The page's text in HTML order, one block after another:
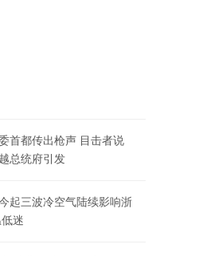
首都传出枪声 目击者说
总统府引发
起三波冷空气陆续影响浙
迷